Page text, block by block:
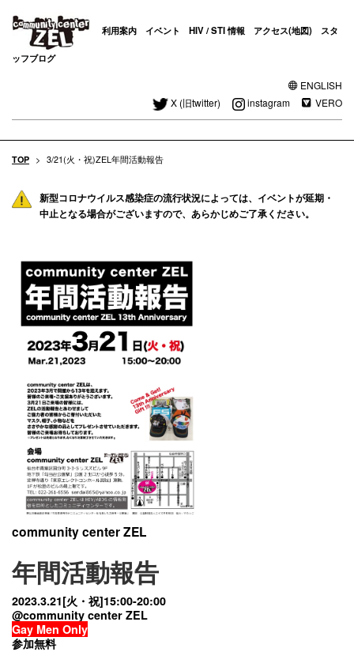
利用案内 イベント HIV / STI 情報 アクセス(地図) スタ
ッフブログ
ENGLISH
X (旧twitter)
instagram VERO
TOP > 3/21(火・祝)ZEL年間活動報告
新型コロナウイルス感染症の流行状況によっては、イベントが延期・
中止となる場合がございますので、あらかじめご了承ください。
community center ZEL
年間活動報告
2023.3.21[火・祝]15:00-20:00
@community center ZEL
Gay Men Only
参加無料